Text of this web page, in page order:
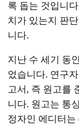
록 돕는 것입니
치가 있는지 판
니다.
지난 수 세기 동
었습니다. 연구
고서, 즉 원고를
니다. 원고는 통
정자인 에디터는